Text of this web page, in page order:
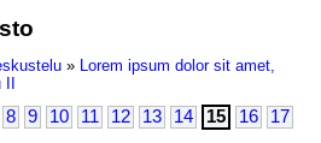
» Lorem ipsum dolor sit amet,
8 9 10 11 12 13 14 15 16
17